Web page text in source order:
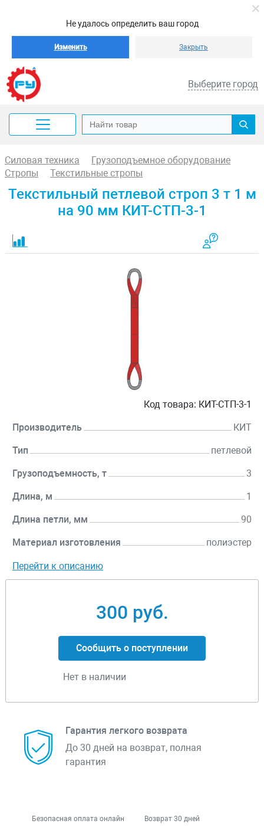
Не удалось определить ваш город
Изменить Закрыть
Выберите город
Силовая техника
Грузоподъемное оборудование
Стропы
Текстильные стропы
Текстильный петлевой строп 3 т 1 м
на 90 мм КИТ-СТП-3-1
Код товара: КИТ-СТП-3-1
Производитель КИТ
Тип петлевой
Грузоподъемность, т 3
Длина, м 1
Длина петли, мм 90
Материал изготовления полиэстер
Перейти к описанию
300 руб.
Сообщить о поступлении
Нет в наличии
Гарантия легкого возврата
До 30 дней на возврат, полная
гарантия
Безопасная оплата онлайн Возврат 30 дней